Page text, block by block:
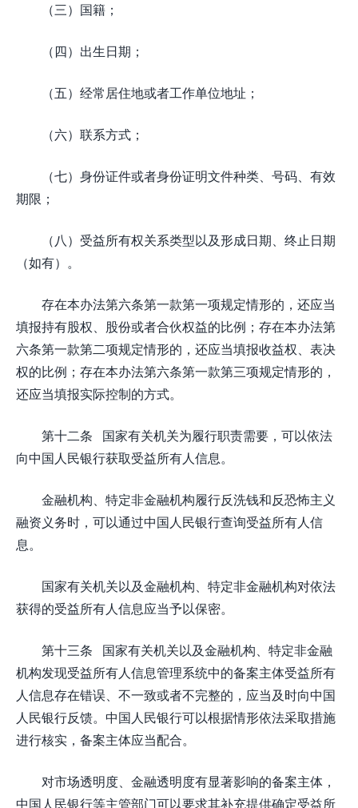
（三）国籍；
（四）出生日期；
（五）经常居住地或者工作单位地址；
（六）联系方式；
（七）身份证件或者身份证明文件种类、号码、有效
期限；
（八）受益所有权关系类型以及形成日期、终止日期
（如有）。
存在本办法第六条第一款第一项规定情形的，还应当
填报持有股权、股份或者合伙权益的比例；存在本办法第
六条第一款第二项规定情形的，还应当填报收益权、表决
权的比例；存在本办法第六条第一款第三项规定情形的，
还应当填报实际控制的方式。
第十二条 国家有关机关为履行职责需要，可以依法
向中国人民银行获取受益所有人信息。
金融机构、特定非金融机构履行反洗钱和反恐怖主义
融资义务时，可以通过中国人民银行查询受益所有人信
息。
国家有关机关以及金融机构、特定非金融机构对依法
获得的受益所有人信息应当予以保密。
第十三条 国家有关机关以及金融机构、特定非金融
机构发现受益所有人信息管理系统中的备案主体受益所有
人信息存在错误、不一致或者不完整的，应当及时向中国
人民银行反馈。中国人民银行可以根据情形依法采取措施
进行核实，备案主体应当配合。
对市场透明度、金融透明度有显著影响的备案主体，
中国人民银行等主管部门可以要求其补充提供确定受益所